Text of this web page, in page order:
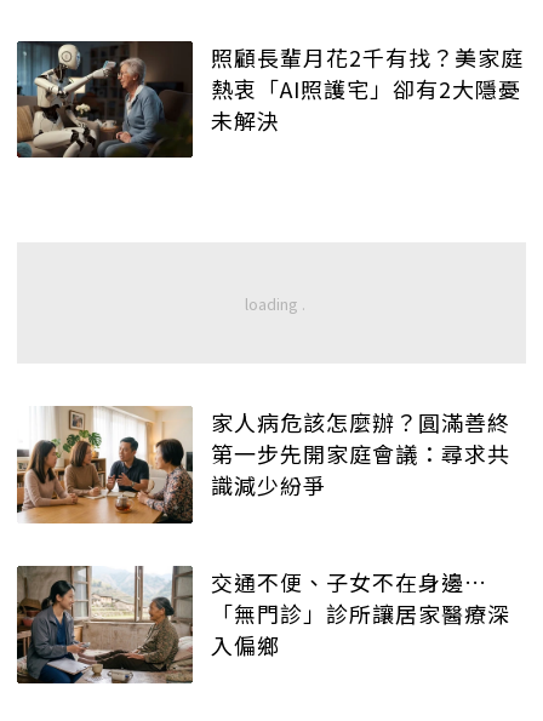
照顧長輩月花2千有找？美家庭
熱衷「AI照護宅」卻有2大隱憂
未解決
家人病危該怎麼辦？圓滿善終
第一步先開家庭會議：尋求共
識減少紛爭
交通不便、子女不在身邊…
「無門診」診所讓居家醫療深
入偏鄉